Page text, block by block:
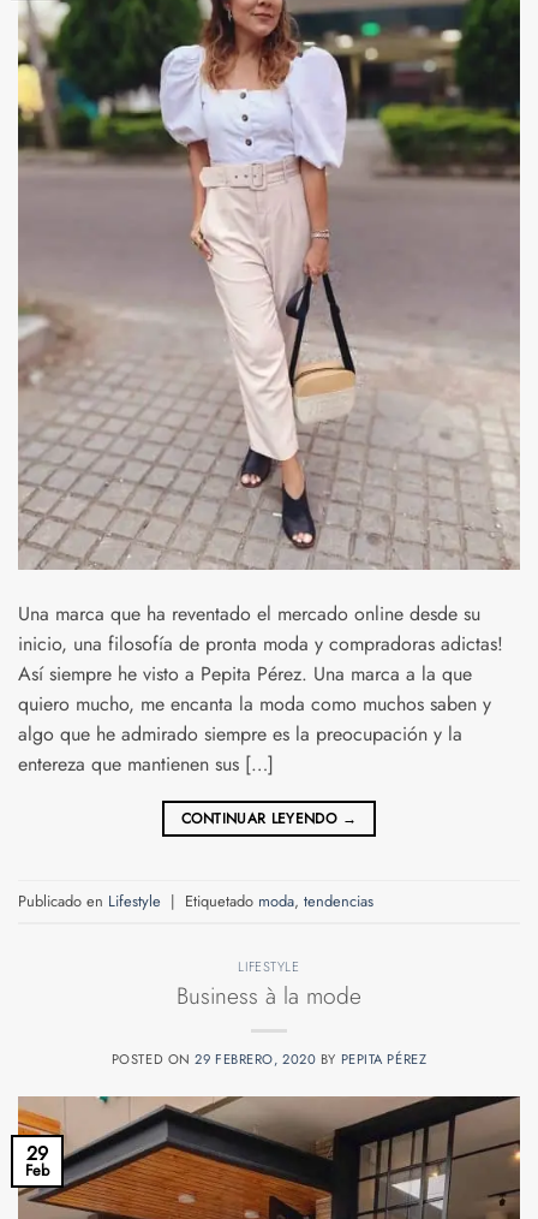
Una marca que ha reventado el mercado online desde su
inicio, una filosofía de pronta moda y compradoras adictas!
Así siempre he visto a Pepita Pérez. Una marca a la que
quiero mucho, me encanta la moda como muchos saben y
algo que he admirado siempre es la preocupación y la
entereza que mantienen sus […]
CONTINUAR LEYENDO →
Publicado en Lifestyle | Etiquetado moda, tendencias
LIFESTYLE
Business à la mode
POSTED ON29 FEBRERO, 2020 BY PEPITA PÉREZ
29
Feb